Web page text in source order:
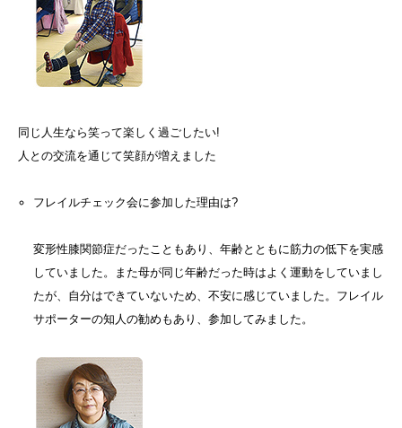
同じ人生なら笑って楽しく過ごしたい!
人との交流を通じて笑顔が増えました
フレイルチェック会に参加した理由は?
変形性膝関節症だったこともあり、年齢とともに筋力の低下を実感
していました。また母が同じ年齢だった時はよく運動をしていまし
たが、自分はできていないため、不安に感じていました。フレイル
サポーターの知人の勧めもあり、参加してみました。